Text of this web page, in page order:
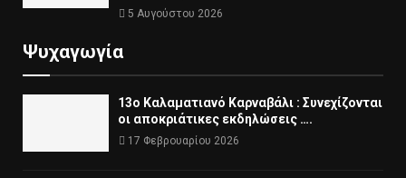
5 Αυγούστου 2026
Ψυχαγωγία
13ο Καλαματιανό Καρναβάλι : Συνεχίζονται
οι αποκριάτικες εκδηλώσεις ….
17 Φεβρουαρίου 2026